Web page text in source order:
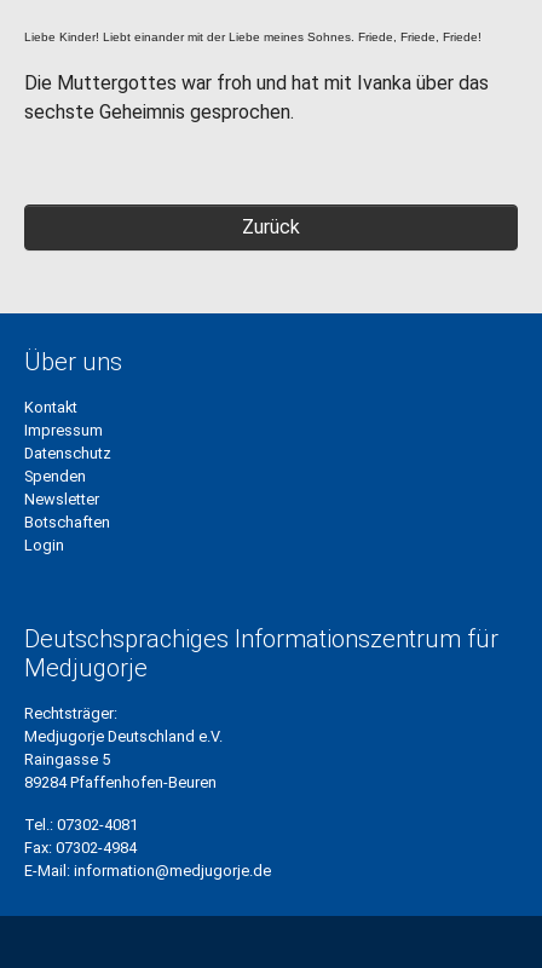
Liebe Kinder! Liebt einander mit der Liebe meines Sohnes. Friede, Friede, Friede!
Die Muttergottes war froh und hat mit Ivanka über das
sechste Geheimnis gesprochen.
Zurück
Über uns
Kontakt
Impressum
Datenschutz
Spenden
Newsletter
Botschaften
Login
Deutschsprachiges Informationszentrum für
Medjugorje
Rechtsträger:
Medjugorje Deutschland e.V.
Raingasse 5
89284 Pfaffenhofen-Beuren
Tel.: 07302-4081
Fax: 07302-4984
E-Mail: information@medjugorje.de